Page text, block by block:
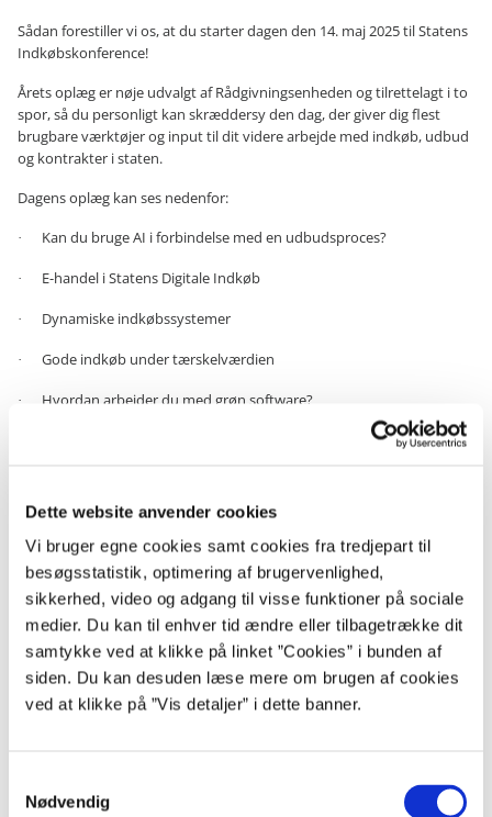
Dette website anvender cookies
Vi bruger egne cookies samt cookies fra tredjepart til
besøgsstatistik, optimering af brugervenlighed,
sikkerhed, video og adgang til visse funktioner på sociale
medier. Du kan til enhver tid ændre eller tilbagetrække dit
samtykke ved at klikke på linket ”Cookies” i bunden af
siden. Du kan desuden læse mere om brugen af cookies
ved at klikke på ”Vis detaljer” i dette banner.
Nødvendig
Sådan forestiller vi os, at du starter dagen den 14. maj 2025 til Statens
Indkøbskonference!
Årets oplæg er nøje udvalgt af Rådgivningsenheden og tilrettelagt i to
spor, så du personligt kan skræddersy den dag, der giver dig flest
brugbare værktøjer og input til dit videre arbejde med indkøb, udbud
og kontrakter i staten.
Dagens oplæg kan ses nedenfor:
· Kan du bruge AI i forbindelse med en udbudsproces?
· E-handel i Statens Digitale Indkøb
· Dynamiske indkøbssystemer
· Gode indkøb under tærskelværdien
· Hvordan arbejder du med grøn software?
Du kan frit skifte imellem de to spor i løbet af dagen, og midt på dagen
er der også mulighed for god dialog og sparring, når du kigger forbi
dialogpladsen.
Hent hele programmet her (pdf)
Vi glæder os til at se jer!
Tilmeldingen lukker den 11. maj så sørg for at sikre dig din plads